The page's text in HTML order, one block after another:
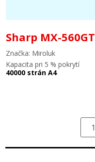
Sharp MX-560GT
Značka: Miroluk
Kapacita pri 5 % pokrytí
40000 strán A4